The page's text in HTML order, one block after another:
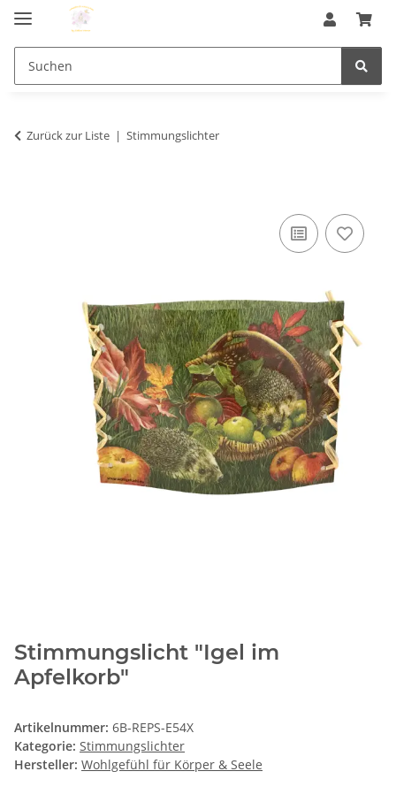
Zurück zur Liste Stimmungslichter
Stimmungslicht "Igel im
Apfelkorb"
Artikelnummer: 6B-REPS-E54X
Kategorie: Stimmungslichter
Hersteller: Wohlgefühl für Körper & Seele